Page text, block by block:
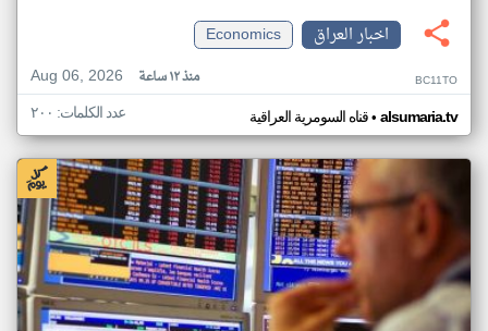
اخبار العراق
Economics
Aug 06, 2026
منذ ١٢ ساعة BC11TO
قناه السومرية العراقية• alsumaria.tv عدد الكلمات: ٢٠٠